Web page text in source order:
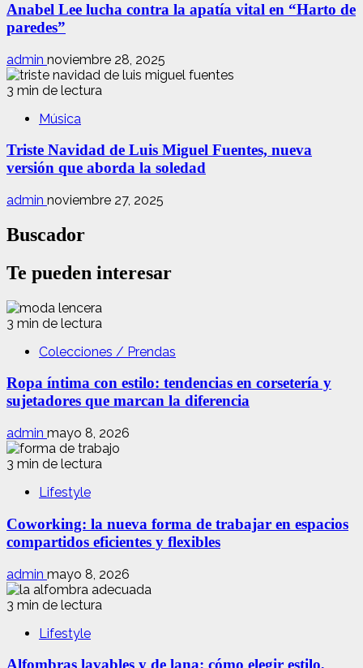
Anabel Lee lucha contra la apatía vital en “Harto de
paredes”
admin noviembre 28, 2025
3 min de lectura
Música
Triste Navidad de Luis Miguel Fuentes, nueva
versión que aborda la soledad
admin noviembre 27, 2025
Buscador
Te pueden interesar
3 min de lectura
Colecciones / Prendas
Ropa íntima con estilo: tendencias en corsetería y
sujetadores que marcan la diferencia
admin mayo 8, 2026
3 min de lectura
Lifestyle
Coworking: la nueva forma de trabajar en espacios
compartidos eficientes y flexibles
admin mayo 8, 2026
3 min de lectura
Lifestyle